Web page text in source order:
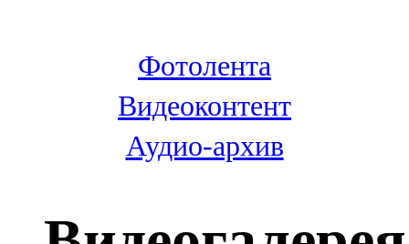
100,3 FM
106,6 FM
Кадыбаш
Фотолента
Видеоконтент
Аудио-архив